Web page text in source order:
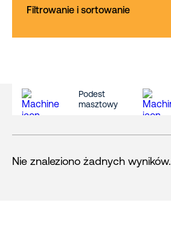
Filtrowanie i sortowanie
Podest
masztowy
Nie znaleziono żadnych wyników.